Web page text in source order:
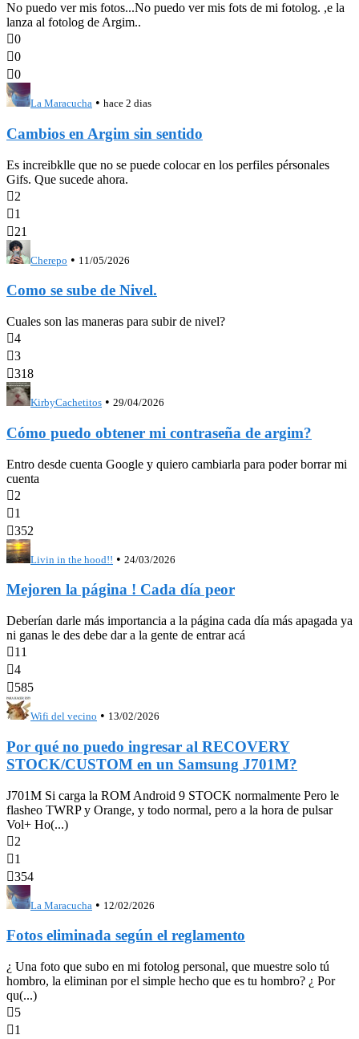
No puedo ver mis fotos...No puedo ver mis fots de mi fotolog. ,e la
lanza al fotolog de Argim..
0
0
0
La Maracucha • hace 2 dias
Cambios en Argim sin sentido
Es increibklle que no se puede colocar en los perfiles pérsonales
Gifs. Que sucede ahora.
2
1
21
Cherepo • 11/05/2026
Como se sube de Nivel.
Cuales son las maneras para subir de nivel?
4
3
318
KirbyCachetitos • 29/04/2026
Cómo puedo obtener mi contraseña de argim?
Entro desde cuenta Google y quiero cambiarla para poder borrar mi
cuenta
2
1
352
Livin in the hood!! • 24/03/2026
Mejoren la página ! Cada día peor
Deberían darle más importancia a la página cada día más apagada ya
ni ganas le des debe dar a la gente de entrar acá
11
4
585
Wifi del vecino • 13/02/2026
Por qué no puedo ingresar al RECOVERY
STOCK/CUSTOM en un Samsung J701M?
J701M Si carga la ROM Android 9 STOCK normalmente Pero le
flasheo TWRP y Orange, y todo normal, pero a la hora de pulsar
Vol+ Ho(...)
2
1
354
La Maracucha • 12/02/2026
Fotos eliminada según el reglamento
¿ Una foto que subo en mi fotolog personal, que muestre solo tú
hombro, la eliminan por el simple hecho que es tu hombro? ¿ Por
qu(...)
5
1